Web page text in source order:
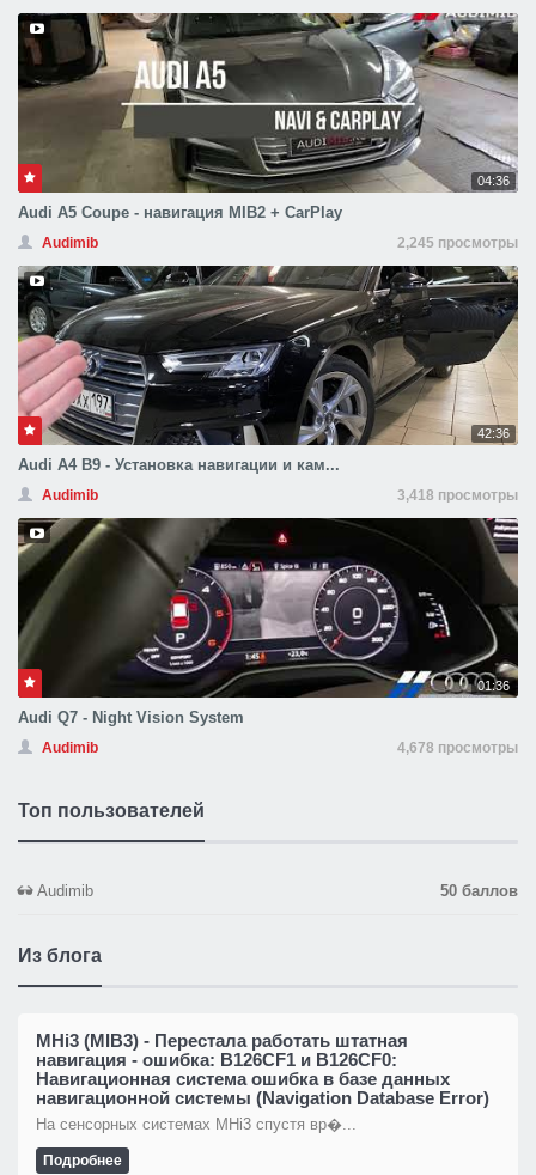
04:36
Audi A5 Coupe - навигация MIB2 + CarPlay
Audimib 2,245 просмотры
42:36
Audi A4 B9 - Установка навигации и кам...
Audimib 3,418 просмотры
01:36
Audi Q7 - Night Vision System
Audimib 4,678 просмотры
Топ пользователей
Audimib 50 баллов
Из блога
MHi3 (MIB3) - Перестала работать штатная
навигация - ошибка: B126CF1 и B126CF0:
Навигационная система ошибка в базе данных
навигационной системы (Navigation Database Error)
На сенсорных системах MHi3 спустя вр�...
Подробнее